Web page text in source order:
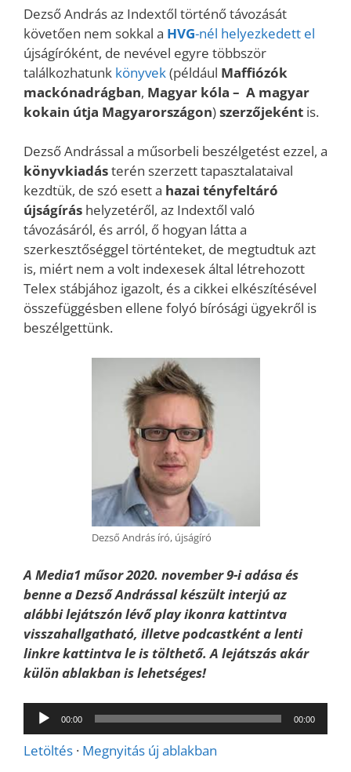
Dezső András az Indextől történő távozását
követően nem sokkal a HVG-nél helyezkedett el
újságíróként, de nevével egyre többször
találkozhatunk könyvek(például Maffiózók
mackónadrágban, Magyar kóla – A magyar
kokain útja Magyarországon)szerzőjeként is.
Dezső Andrással a műsorbeli beszélgetést ezzel, a
könyvkiadásterén szerzett tapasztalataival
kezdtük, de szó esett a hazai tényfeltáró
újságírás helyzetéről, az Indextől való
távozásáról, és arról, ő hogyan látta a
szerkesztőséggel történteket, de megtudtuk azt
is, miért nem a volt indexesek által létrehozott
Telex stábjához igazolt, és a cikkei elkészítésével
összefüggésben ellene folyó bírósági ügyekről is
beszélgettünk.
Dezső András író, újságíró
A Media1 műsor 2020. november 9-i adása és
benne a Dezső Andrással készült interjúaz
alábbi lejátszón lévő play ikonra kattintva
visszahallgatható, illetve podcastként a lenti
linkre kattintva le is tölthető. A lejátszás akár
külön ablakban is lehetséges!
Audió
lejátszó
00:00 00:00
Letöltés · Megnyitás új ablakban